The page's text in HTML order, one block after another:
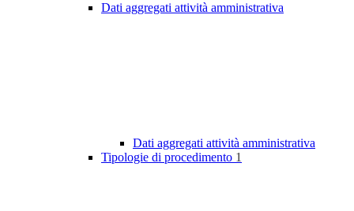
Dati aggregati attività amministrativa
Dati aggregati attività amministrativa
Tipologie di procedimento 1